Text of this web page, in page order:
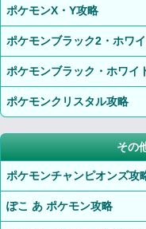
ポケモンX・Y攻略
ポケモンブラック2・ホワ
ポケモンブラック・ホワイ
ポケモンクリスタル攻略
その
ポケモンチャンピオンズ攻
ぽこ あ ポケモン攻略